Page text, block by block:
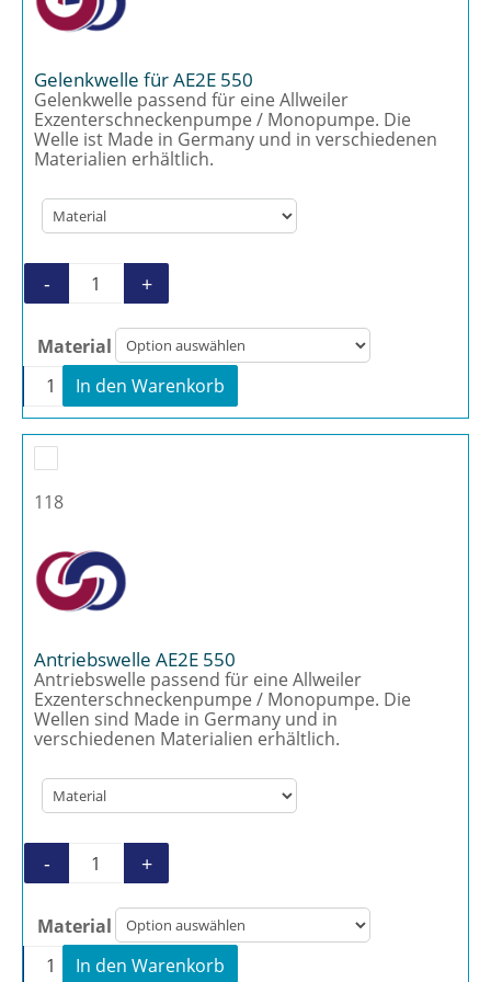
Gelenkwelle für AE2E 550
Gelenkwelle passend für eine Allweiler
Exzenterschneckenpumpe / Monopumpe. Die
Welle ist Made in Germany und in verschiedenen
Materialien erhältlich.
Gelenkwelle für AE2E 550 Menge
- +
Material
Gelenkwelle für AE2E 550 Menge
+
In den Warenkorb
118
Antriebswelle AE2E 550
Antriebswelle passend für eine Allweiler
Exzenterschneckenpumpe / Monopumpe. Die
Wellen sind Made in Germany und in
verschiedenen Materialien erhältlich.
Antriebswelle AE2E 550 Menge
- +
Material
Antriebswelle AE2E 550 Menge
+
In den Warenkorb